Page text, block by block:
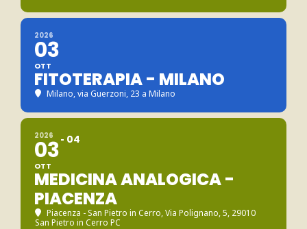
2026
03
OTT
FITOTERAPIA - MILANO
Milano, via Guerzoni, 23 a Milano
2026
03
OTT
04
MEDICINA ANALOGICA -
PIACENZA
Piacenza - San Pietro in Cerro, Via Polignano, 5, 29010
San Pietro in Cerro PC